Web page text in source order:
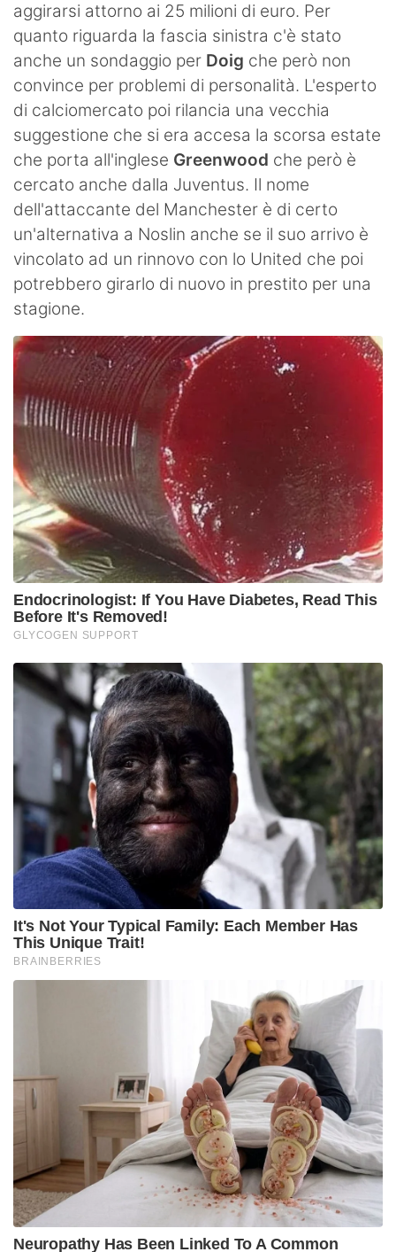
aggirarsi attorno ai 25 milioni di euro. Per
quanto riguarda la fascia sinistra c'è stato
anche un sondaggio per Doig che però non
convince per problemi di personalità. L'esperto
di calciomercato poi rilancia una vecchia
suggestione che si era accesa la scorsa estate
che porta all'inglese Greenwood che però è
cercato anche dalla Juventus. Il nome
dell'attaccante del Manchester è di certo
un'alternativa a Noslin anche se il suo arrivo è
vincolato ad un rinnovo con lo United che poi
potrebbero girarlo di nuovo in prestito per una
stagione.